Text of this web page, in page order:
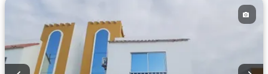
Completamente amoblado